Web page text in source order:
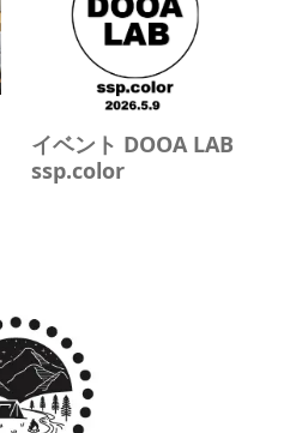
イベント DOOA LAB
ssp.color